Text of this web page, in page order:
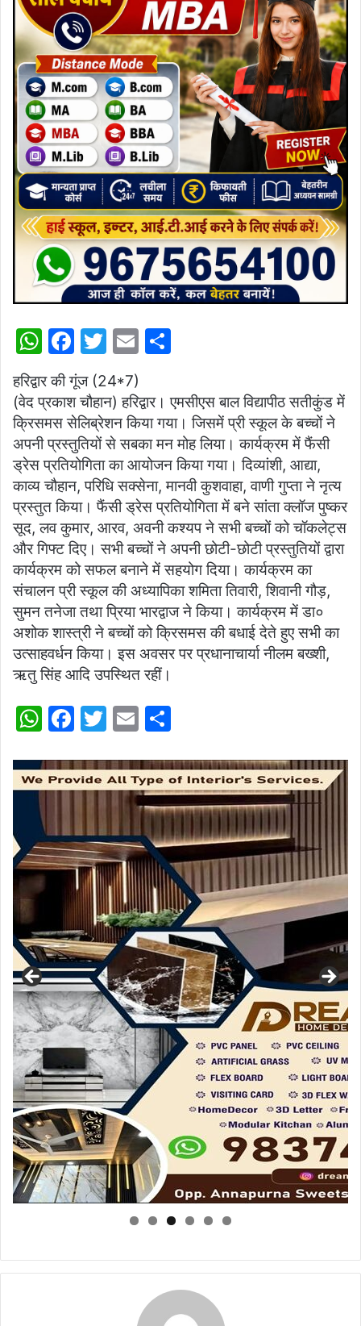
W
at
s
A
p
p
F
a
c
e
b
o
o
k
T
itt
er
E
ai
l
ar
e
हरिद्वार की गूंज (24*7)
(वेद प्रकाश चौहान) हरिद्वार। एमसीएस बाल विद्यापीठ सतीकुंड में
क्रिसमस सेलिब्रेशन किया गया। जिसमें प्री स्कूल के बच्चों ने
अपनी प्रस्तुतियों से सबका मन मोह लिया। कार्यक्रम में फैंसी
ड्रेस प्रतियोगिता का आयोजन किया गया। दिव्यांशी, आद्या,
काव्य चौहान, परिधि सक्सेना, मानवी कुशवाहा, वाणी गुप्ता ने नृत्य
प्रस्तुत किया। फैंसी ड्रेस प्रतियोगिता में बने सांता क्लॉज पुष्कर
सूद, लव कुमार, आरव, अवनी कश्यप ने सभी बच्चों को चॉकलेट्स
और गिफ्ट दिए। सभी बच्चों ने अपनी छोटी-छोटी प्रस्तुतियों द्वारा
कार्यक्रम को सफल बनाने में सहयोग दिया। कार्यक्रम का
संचालन प्री स्कूल की अध्यापिका शमिता तिवारी, शिवानी गौड़,
सुमन तनेजा तथा प्रिया भारद्वाज ने किया। कार्यक्रम में डा०
अशोक शास्त्री ने बच्चों को क्रिसमस की बधाई देते हुए सभी का
उत्साहवर्धन किया। इस अवसर पर प्रधानाचार्या नीलम बख्शी,
ऋतु सिंह आदि उपस्थित रहीं।
W
at
s
A
p
p
F
c
e
o
o
k
T
itt
er
E
ai
l
ar
e